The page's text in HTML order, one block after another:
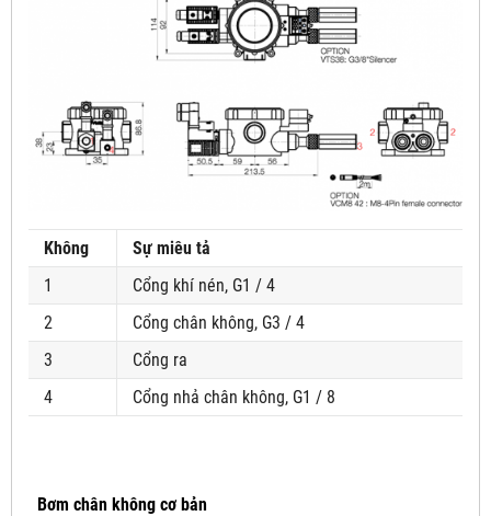
Không
Sự miêu tả
1
Cổng khí nén, G1 / 4
2
Cổng chân không, G3 / 4
3
Cổng ra
4
Cổng nhả chân không, G1 / 8
Bơm chân không cơ bản